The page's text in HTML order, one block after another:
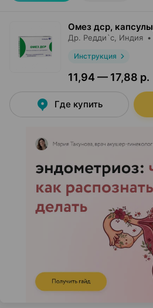
Омез дср, капсулы
Др. Редди`с , Индия •
Инструкция
11,94 — 17,88 р.
Где купить